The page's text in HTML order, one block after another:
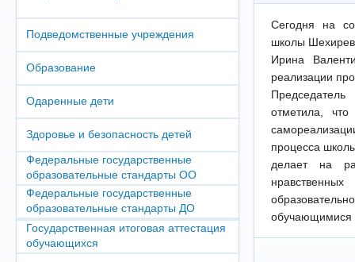
Подведомственные учреждения
Образование
Одаренные дети
Здоровье и безопасность детей
Федеральные государственные
образовательные стандарты ОО
Федеральные государственные
образовательные стандарты ДО
Государственная итоговая аттестация
обучающихся
Сегодня на
школы
Ирина
реализации
отметила,
процесса
делает на
обучающимися